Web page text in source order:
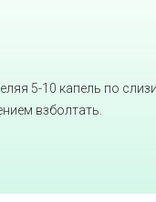
5-10 капель по
взболтать.